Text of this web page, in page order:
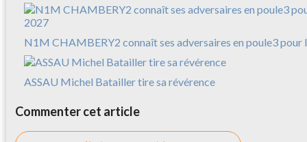
N1M CHAMBERY2 connaît ses adversaires en poule3 pour
ASSAU Michel Batailler tire sa révérence
Commenter cet article